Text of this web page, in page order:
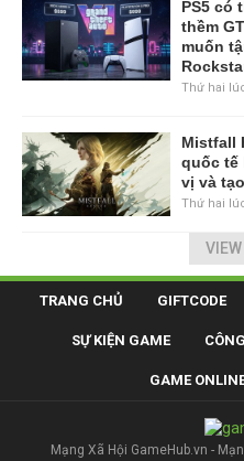
PS5 có
thềm
muốn
Thứ hai
Mistfall
quốc tế
vị và
Thứ hai
TRANG CHỦ GIFTCODE
SỰ KIỆN GAME
GAME
Mạng Xã Hội GameHub.vn -